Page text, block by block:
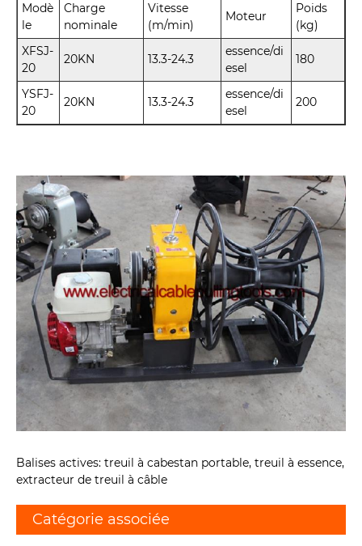
Modè
le
Charge
nominale
Vitesse
(m/min)
Moteur
Poids
(kg)
XFSJ-
20
20KN 13.3-24.3
essence/di
esel
180
YSFJ-
20
20KN 13.3-24.3
essence/di
esel
200
Balises actives: treuil à cabestan portable, treuil à essence,
extracteur de treuil à câble
Catégorie associée